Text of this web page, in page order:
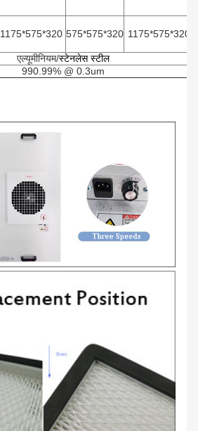
1175*575*320 575*575*320 1175*575*320
एल्यूमीनियम/स्टेनलेस स्टील
990.99% @ 0.3um